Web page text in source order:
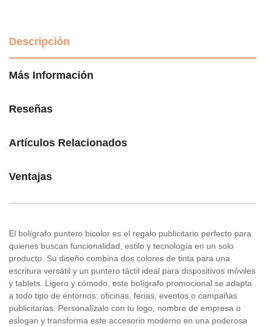
Descripción
Más Información
Reseñas
Artículos Relacionados
Ventajas
El bolígrafo puntero bicolor es el regalo publicitario perfecto para
quienes buscan funcionalidad, estilo y tecnología en un solo
producto. Su diseño combina dos colores de tinta para una
escritura versátil y un puntero táctil ideal para dispositivos móviles
y tablets. Ligero y cómodo, este bolígrafo promocional se adapta
a todo tipo de entornos: oficinas, ferias, eventos o campañas
publicitarias. Personalízalo con tu logo, nombre de empresa o
eslogan y transforma este accesorio moderno en una poderosa